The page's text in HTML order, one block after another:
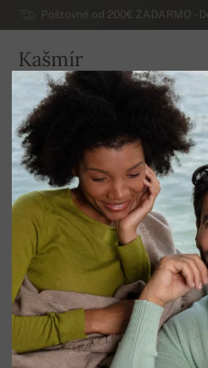
Poštovné od 200€ ZADARMO -
Kašmír
SLOVENSKO
Domov Luxusné pánske kašmírové